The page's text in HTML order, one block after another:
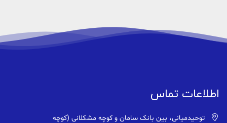
اطلاعات تماس
توحیدمیانی، بین بانک سامان و کوچه مشکلانی (کوچه